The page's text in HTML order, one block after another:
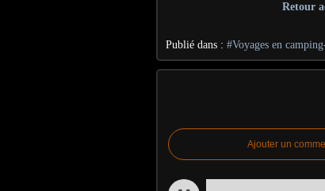
Retour
Publié dans : #Voyages en
Ajouter un